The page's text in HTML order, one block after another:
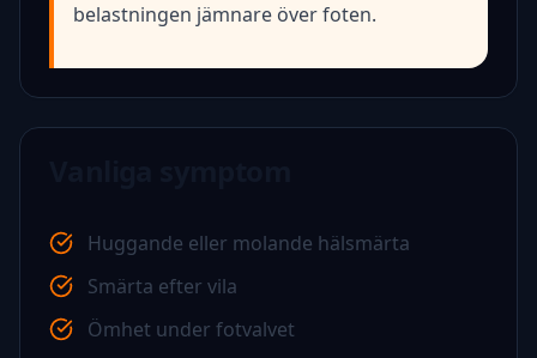
belastningen jämnare över foten.
Huggande eller molande hälsmärta
Smärta efter vila
Ömhet under fotvalvet